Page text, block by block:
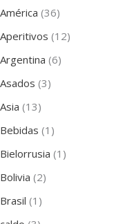
América (36)
Aperitivos (12)
Argentina (6)
Asados (3)
Asia (13)
Bebidas (1)
Bielorrusia (1)
Bolivia (2)
Brasil (1)